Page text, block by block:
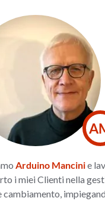
Arduino Mancinie
i miei Clienti nella
cambiamento,